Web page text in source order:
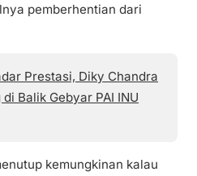
pemberhentian dari
Prestasi, Diky Chandra
Balik Gebyar PAI INU
kemungkinan kalau